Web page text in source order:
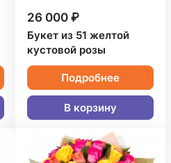
26 000 ₽
Букет из 51 желтой
кустовой розы
Подробнее
В корзину